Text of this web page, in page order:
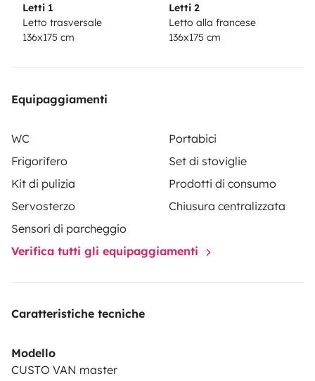
Letti 1
Letto trasversale
136x175 cm
Letti 2
Letto alla francese
136x175 cm
Equipaggiamenti
WC
Portabici
Frigorifero
Set di stoviglie
Kit di pulizia
Prodotti di consumo
Servosterzo
Chiusura centralizzata
Sensori di parcheggio
Verifica tutti gli equipaggiamenti
Caratteristiche tecniche
Modello
CUSTO VAN master